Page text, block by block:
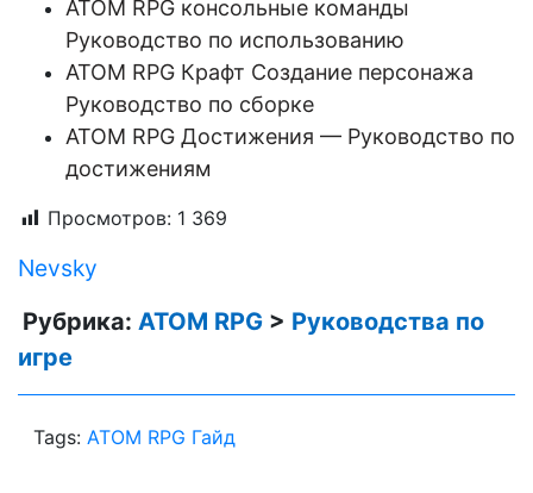
ATOM RPG консольные команды
Руководство по использованию
ATOM RPG Крафт Создание персонажа
Руководство по сборке
ATOM RPG Достижения — Руководство по
достижениям
Просмотров: 1 369
Nevsky
Рубрика: ATOM RPG > Руководства по
игре
Tags: ATOM RPG Гайд